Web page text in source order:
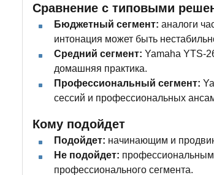
Сравнение с типовыми
Бюджетный сегмент: аналоги
интонация может быть
Средний сегмент: Yamaha YTS-
домашняя практика.
Профессиональный сегмент:
сессий и профессиональных
Кому подойдет
Подойдет: начинающим и
Не подойдет: профессиональным
профессионального сегмента.